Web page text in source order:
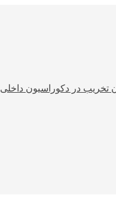
تخریب در دکوراسیون داخلی